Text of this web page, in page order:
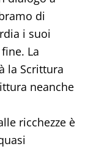
di
i suoi
La
la Scrittura
neanche
ricchezze è